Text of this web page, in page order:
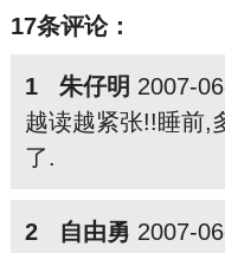
17条评论：
1 朱仔明 2007-
越读越紧张!!睡前,
了.
2 自由勇 2007-